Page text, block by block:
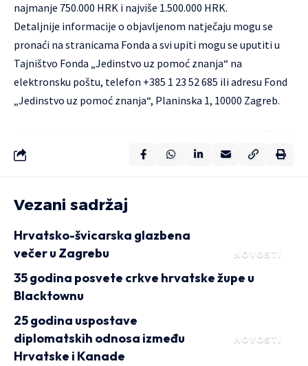
najmanje 750.000 HRK i najviše 1.500.000 HRK.
Detaljnije informacije o objavljenom natječaju mogu se
pronaći na stranicama Fonda a svi upiti mogu se uputiti u
Tajništvo Fonda „Jedinstvo uz pomoć znanja“ na
elektronsku poštu, telefon +385 1 23 52 685 ili adresu Fond
„Jedinstvo uz pomoć znanja“, Planinska 1, 10000 Zagreb.
Vezani sadržaj
NOVOSTI
Hrvatsko-švicarska glazbena
večer u Zagrebu
35 godina posvete crkve hrvatske župe u
Blacktownu
NOVOSTI
25 godina uspostave
diplomatskih odnosa između
Hrvatske i Kanade